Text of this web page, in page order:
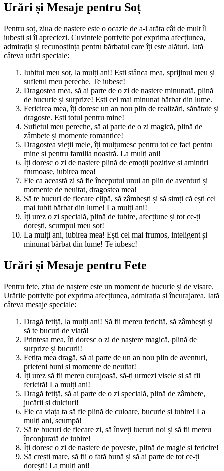
Urări și Mesaje pentru Soț
Pentru soț, ziua de naștere este o ocazie de a-i arăta cât de mult îl
iubești și îl apreciezi. Cuvintele potrivite pot exprima afecțiunea,
admirația și recunoștința pentru bărbatul care îți este alături. Iată
câteva urări speciale:
Iubitul meu soț, la mulți ani! Ești stânca mea, sprijinul meu și
sufletul meu pereche. Te iubesc!
Dragostea mea, să ai parte de o zi de naștere minunată, plină
de bucurie și surprize! Ești cel mai minunat bărbat din lume.
Fericirea mea, îți doresc un an nou plin de realizări, sănătate și
dragoste. Ești totul pentru mine!
Sufletul meu pereche, să ai parte de o zi magică, plină de
zâmbete și momente romantice!
Dragostea vieții mele, îți mulțumesc pentru tot ce faci pentru
mine și pentru familia noastră. La mulți ani!
Îți doresc o zi de naștere plină de emoții pozitive și amintiri
frumoase, iubirea mea!
Fie ca această zi să fie începutul unui an plin de aventuri și
momente de neuitat, dragostea mea!
Să te bucuri de fiecare clipă, să zâmbești și să simți că ești cel
mai iubit bărbat din lume! La mulți ani!
Îți urez o zi specială, plină de iubire, afecțiune și tot ce-ți
dorești, scumpul meu soț!
La mulți ani, iubirea mea! Ești cel mai frumos, inteligent și
minunat bărbat din lume! Te iubesc!
Urări și Mesaje pentru Fete
Pentru fete, ziua de naștere este un moment de bucurie și de visare.
Urările potrivite pot exprima afecțiunea, admirația și încurajarea. Iată
câteva mesaje speciale:
Dragă fetiță, la mulți ani! Să fii mereu fericită, să zâmbești și
să te bucuri de viață!
Prințesa mea, îți doresc o zi de naștere magică, plină de
surprize și bucurii!
Fetița mea dragă, să ai parte de un an nou plin de aventuri,
prieteni buni și momente de neuitat!
Îți urez să fii mereu curajoasă, să-ți urmezi visele și să fii
fericită! La mulți ani!
Dragă fetiță, să ai parte de o zi specială, plină de zâmbete,
jucării și dulciuri!
Fie ca viața ta să fie plină de culoare, bucurie și iubire! La
mulți ani, scumpă!
Să te bucuri de fiecare zi, să înveți lucruri noi și să fii mereu
înconjurată de iubire!
Îți doresc o zi de naștere de poveste, plină de magie și fericire!
Să crești mare, să fii o fată bună și să ai parte de tot ce-ți
dorești! La mulți ani!